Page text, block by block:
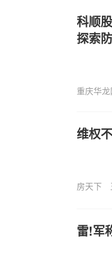
科顺
探索
重庆华龙
维权
房天下
雷!军